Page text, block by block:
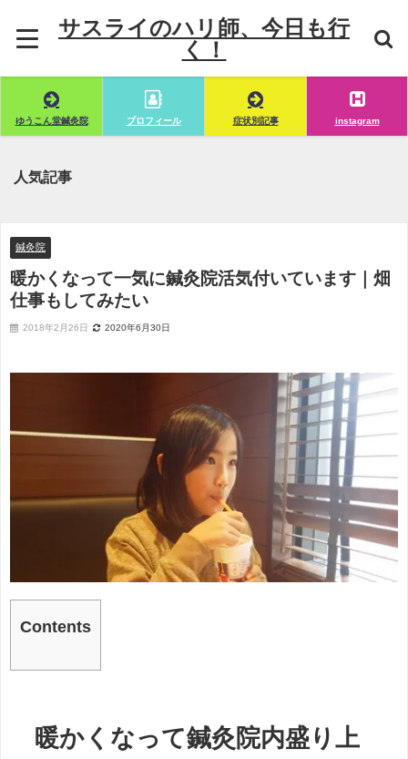
サスライのハリ師、今日も行
く！
ゆうこん堂鍼灸院 プロフィール 症状別記事 instagram
人気記事
鍼灸院
暖かくなって一気に鍼灸院活気付いています｜畑
仕事もしてみたい
2018年2月26日 2020年6月30日
Contents
暖かくなって鍼灸院内盛り上